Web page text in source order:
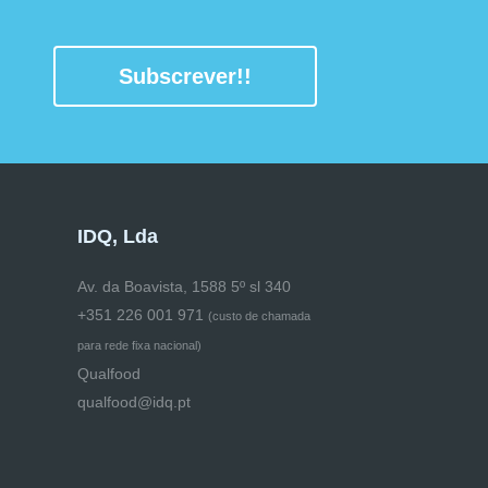
Subscrever!!
IDQ, Lda
Av. da Boavista, 1588 5º sl 340
+351 226 001 971 (custo de chamada
para rede fixa nacional)
Qualfood
qualfood@idq.pt